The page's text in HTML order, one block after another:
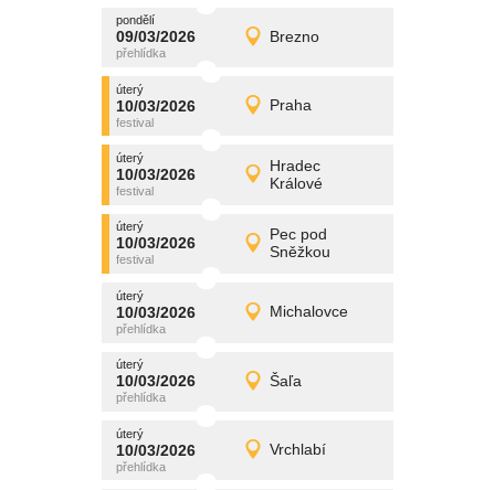
pondělí
09/03/2026 Brezno
pondělí
09/03/2026 Detail
promítání
úterý
10/03/2026 Praha
úterý
10/03/2026 Detail
promítání
úterý
10/03/2026
Hradec
Králové
úterý
10/03/2026 Detail
promítání
úterý
10/03/2026
Pec pod
Sněžkou
úterý
10/03/2026 Detail
promítání
úterý
10/03/2026 Michalovce
úterý
10/03/2026 Detail
promítání
úterý
10/03/2026 Šaľa
úterý
10/03/2026 Detail
promítání
úterý
10/03/2026 Vrchlabí
úterý
10/03/2026 Detail
promítání